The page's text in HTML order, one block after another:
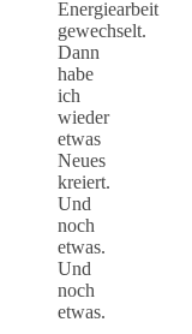
Energiearbeit
gewechselt.
Dann
habe
ich
wieder
etwas
Neues
kreiert.
Und
noch
etwas.
Und
noch
etwas.